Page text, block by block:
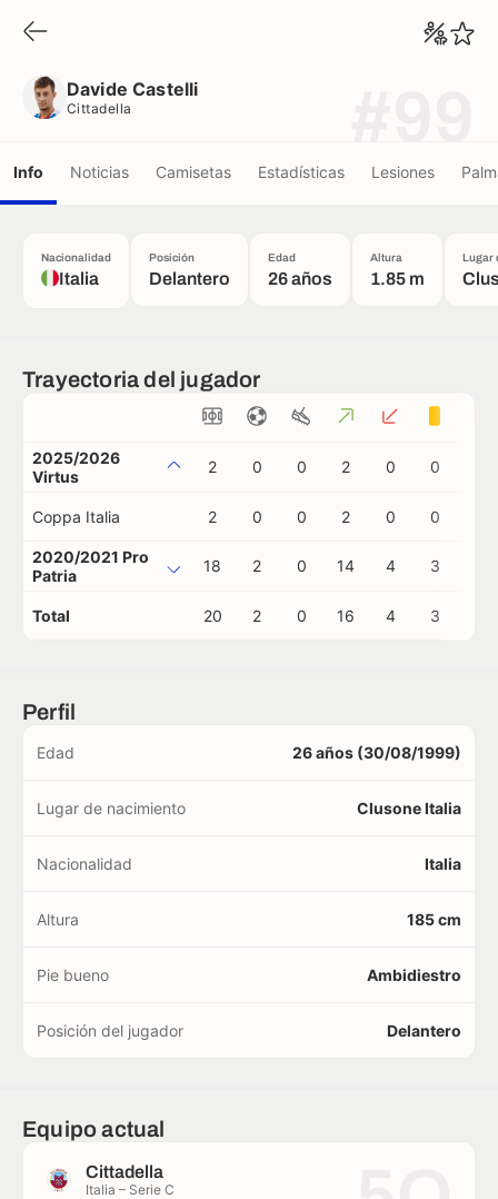
Davide Castelli
Cittadella
Info Noticias Camisetas Estadísticas Lesiones
Nacionalidad
Italia
Posición
Delantero
Edad
26 años
Altura
1.85 m
Lugar
Trayectoria del jugador
2025/2026
Virtus
2 0 0 2 0 0
Coppa Italia 2 0 0 2 0 0
2020/2021 Pro
Patria
18 2 0 14 4 3
Total 20 2 0 16 4 3
Perfil
Edad 26 años (30/08/1999)
Lugar de nacimiento Clusone Italia
Nacionalidad Italia
Altura 185 cm
Pie bueno Ambidiestro
Posición del jugador Delantero
Equipo actual
Cittadella
Italia – Serie C